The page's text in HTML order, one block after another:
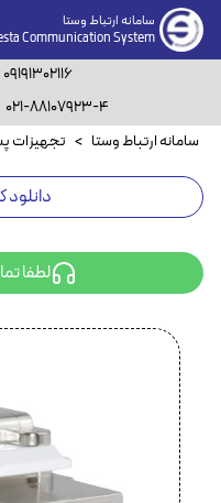
سامانه ارتباط وستا
Communication System
09191302116
021-88107923-4
سامانه ارتباط وستا > تجهیزات
لطفا